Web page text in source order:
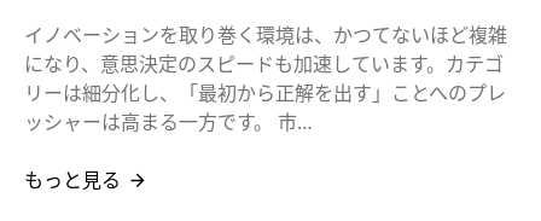
イノベーションを取り巻く環境は、かつてないほど複雑
になり、意思決定のスピードも加速しています。カテゴ
リーは細分化し、「最初から正解を出す」ことへのプレ
ッシャーは高まる一方です。 市…
もっと見る